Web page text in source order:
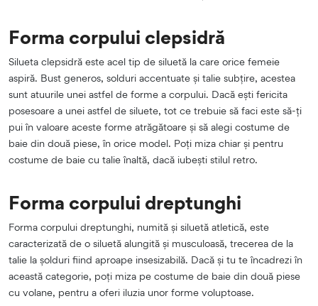
Forma corpului clepsidră
Silueta clepsidră este acel tip de siluetă la care orice femeie
aspiră. Bust generos, solduri accentuate și talie subțire, acestea
sunt atuurile unei astfel de forme a corpului. Dacă ești fericita
posesoare a unei astfel de siluete, tot ce trebuie să faci este să-ți
pui în valoare aceste forme atrăgătoare și să alegi costume de
baie din două piese, în orice model. Poți miza chiar și pentru
costume de baie cu talie înaltă, dacă iubești stilul retro.
Forma corpului dreptunghi
Forma corpului dreptunghi, numită și siluetă atletică, este
caracterizată de o siluetă alungită și musculoasă, trecerea de la
talie la șolduri fiind aproape insesizabilă. Dacă și tu te încadrezi în
această categorie, poți miza pe costume de baie din două piese
cu volane, pentru a oferi iluzia unor forme voluptoase.